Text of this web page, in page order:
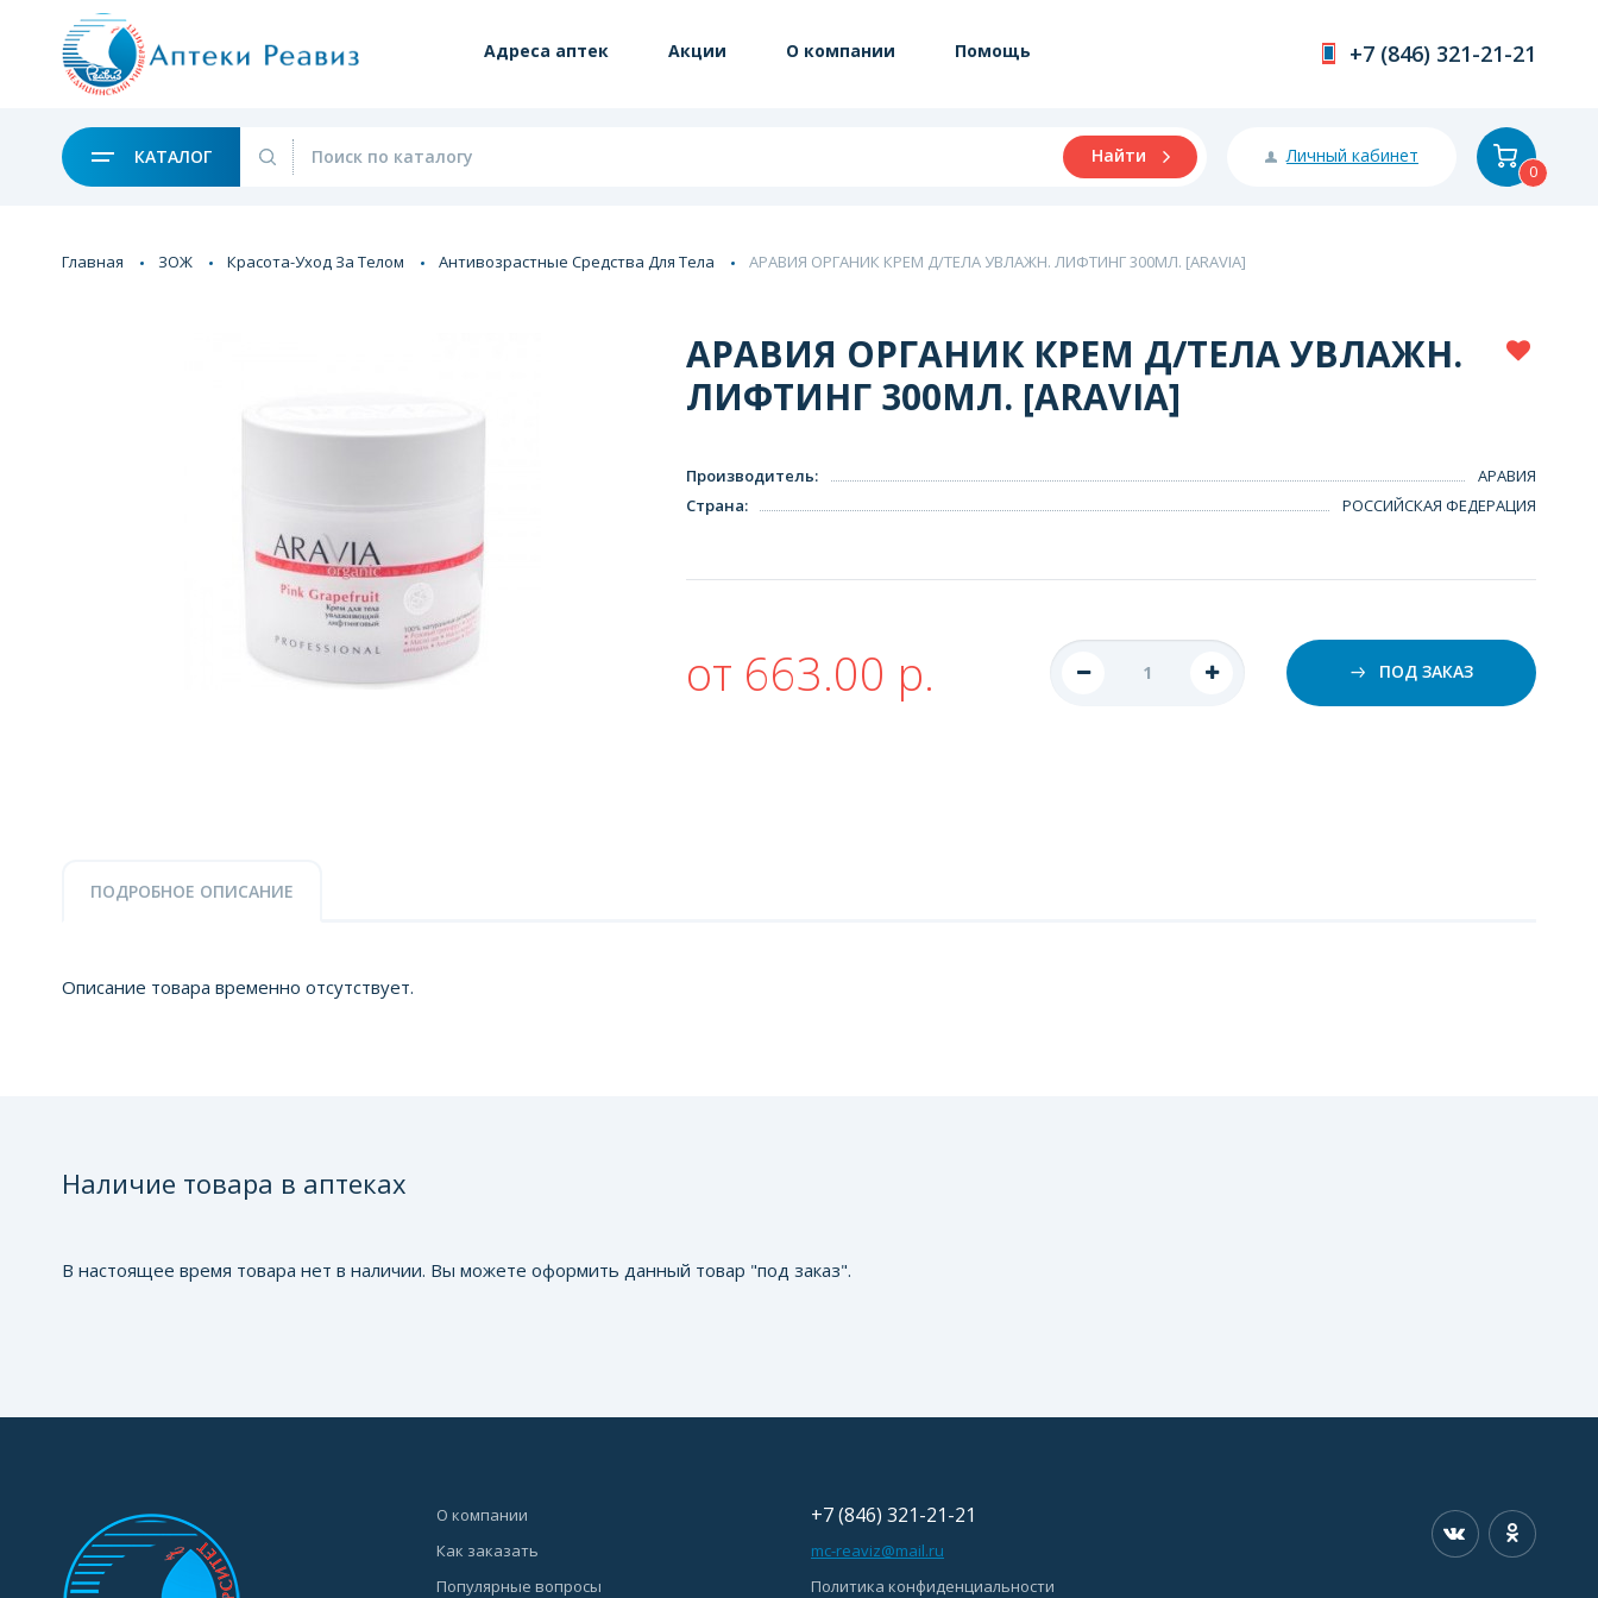
Адреса аптек Акции О компании Помощь +7 (846) 321-21-21
КАТАЛОГ Найти Личный кабинет
0
Главная ЗОЖ Красота-Уход За Телом Антивозрастные Средства Для Тела АРАВИЯ ОРГАНИК КРЕМ Д/ТЕЛА УВЛАЖН. ЛИФТИНГ 300МЛ. [ARAVIA]
АРАВИЯ ОРГАНИК КРЕМ Д/ТЕЛА УВЛАЖН.
ЛИФТИНГ 300МЛ. [ARAVIA]
Производитель:
АРАВИЯ
Страна: РОССИЙСКАЯ ФЕДЕРАЦИЯ
от 663.00 р. ПОД ЗАКАЗ
ПОДРОБНОЕ ОПИСАНИЕ
Описание товара временно отсутствует.
Наличие товара в аптеках
В настоящее время товара нет в наличии. Вы можете оформить данный товар "под заказ".
О компании
Как заказать
Популярные вопросы
+7 (846) 321-21-21
mc-reaviz@mail.ru
Политика конфиденциальности